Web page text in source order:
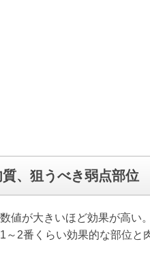
、狙うべき弱点部位
値が大きいほど効果が高い
～2番くらい効果的な部位と